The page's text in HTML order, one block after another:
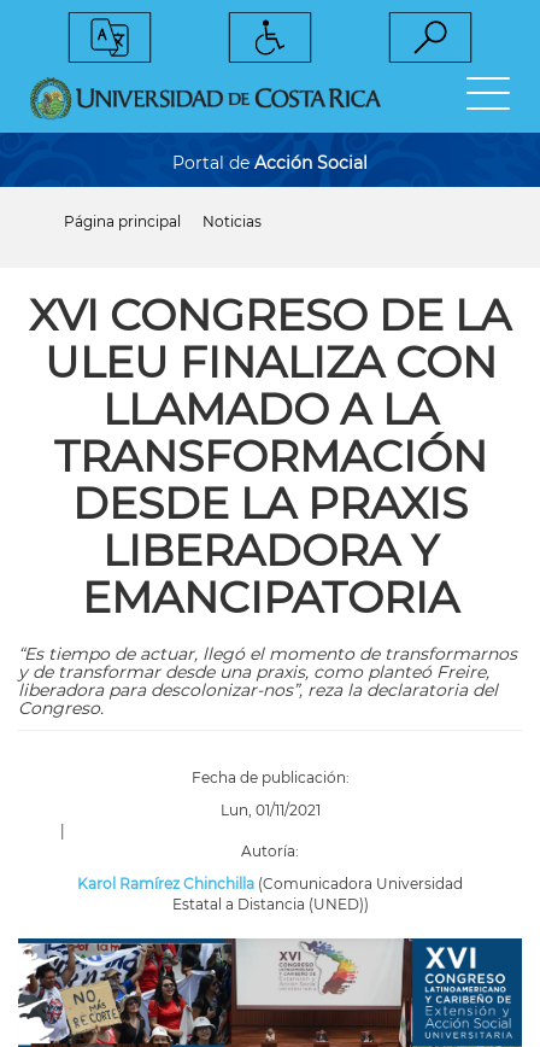
Portal de Acción Social
ayuda
a
la
navegación
Página principal Noticias
XVI CONGRESO DE LA
ULEU FINALIZA CON
LLAMADO A LA
TRANSFORMACIÓN
DESDE LA PRAXIS
LIBERADORA Y
EMANCIPATORIA
“Es tiempo de actuar, llegó el momento de transformarnos
y de transformar desde una praxis, como planteó Freire,
liberadora para descolonizar-nos”, reza la declaratoria del
Congreso.
Fecha de publicación:
Lun, 01/11/2021
|
Autoría:
Karol Ramírez Chinchilla (Comunicadora Universidad
Estatal a Distancia (UNED))